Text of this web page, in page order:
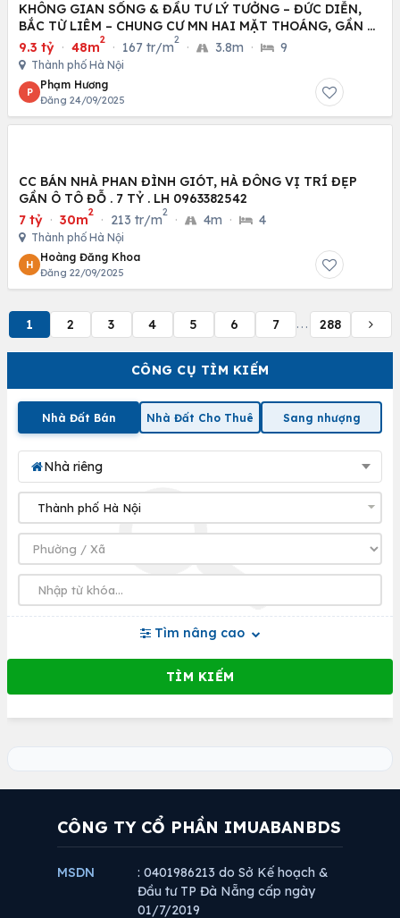
CÔNG CỤ TÌM KIẾM
Nhà Đất Bán Nhà Đất Cho Thuê Sang nhượng
Nhà riêng
Tìm nâng cao
KHÔNG GIAN SỐNG & ĐẦU TƯ LÝ TƯỞNG – ĐỨC DIỄN,
BẮC TỪ LIÊM – CHUNG CƯ MN HAI MẶT THOÁNG, GẦN Ô
TÔ
9.3 tỷ · 48m
2
· 167 tr/m
2
· 3.8m · 9
Thành phố Hà Nội
P
Phạm Hương
Đăng 24/09/2025
CC BÁN NHÀ PHAN ĐÌNH GIÓT, HÀ ĐÔNG VỊ TRÍ ĐẸP
GẦN Ô TÔ ĐỖ . 7 TỶ . LH 0963382542
7 tỷ · 30m
2
· 213 tr/m
2
· 4m · 4
Thành phố Hà Nội
H
Hoàng Đăng Khoa
Đăng 22/09/2025
1 2 3 4 5 6 7 ... 288
CÔNG TY CỔ PHẦN IMUABANBDS
MSDN
: 0401986213 do Sở Kế hoạch &
Đầu tư TP Đà Nẵng cấp ngày
01/7/2019